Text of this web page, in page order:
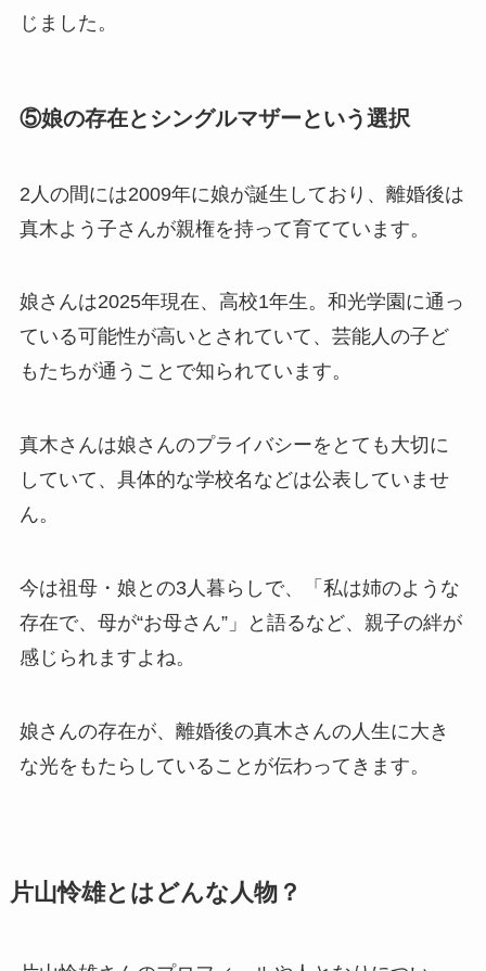
じました。
⑤娘の存在とシングルマザーという選択
2人の間には2009年に娘が誕生しており、離婚後は
真木よう子さんが親権を持って育てています。
娘さんは2025年現在、高校1年生。和光学園に通っ
ている可能性が高いとされていて、芸能人の子ど
もたちが通うことで知られています。
真木さんは娘さんのプライバシーをとても大切に
していて、具体的な学校名などは公表していませ
ん。
今は祖母・娘との3人暮らしで、「私は姉のような
存在で、母が“お母さん”」と語るなど、親子の絆が
感じられますよね。
娘さんの存在が、離婚後の真木さんの人生に大き
な光をもたらしていることが伝わってきます。
片山怜雄とはどんな人物？